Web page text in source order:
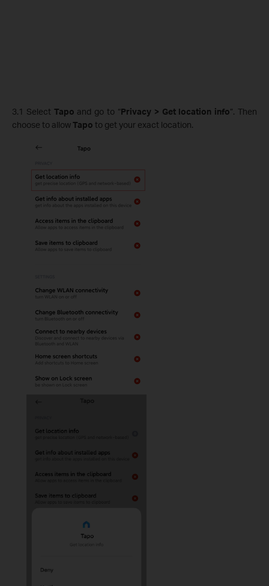
3.1 Select Tapo and go to “Privacy > Get location info”. Then
choose to allowTapo to get your exact location.